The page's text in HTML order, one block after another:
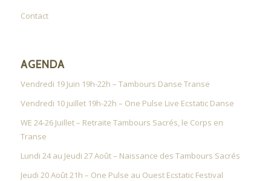
Contact
AGENDA
Vendredi 19 Juin 19h-22h – Tambours Danse Transe
Vendredi 10 juillet 19h-22h – One Pulse Live Ecstatic Danse
WE 24-26 Juillet – Retraite Tambours Sacrés, le Corps en
Transe
Lundi 24 au Jeudi 27 Août – Naissance des Tambours Sacrés
Jeudi 20 Août 21h – One Pulse au Ouest Ecstatic Festival